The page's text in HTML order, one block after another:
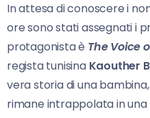
In attesa di conoscere i
ore sono stati assegnati i
protagonista è The Voice
regista tunisina Kaouther
vera storia di una
rimane intrappolata in